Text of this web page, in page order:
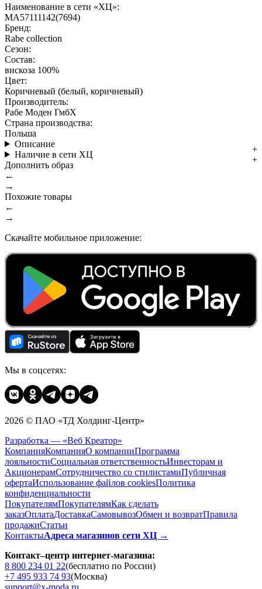
Наименование в сети «ХЦ»:
MA57111142(7694)
Бренд:
Rabe collection
Сезон:
Состав:
вискоза 100%
Цвет:
Коричневый (белый, коричневый)
Производитель:
Рабе Моден ГмбХ
Страна производства:
Польша
Описание
Наличие в сети ХЦ
Дополнить образ
←
→
Похожие товары
←
→
Скачайте мобильное приложение:
Мы в соцсетях:
2026 © ПАО «ТД Холдинг-Центр»
Разработка — «Веб Креатор»
КомпанияКомпанияО компанииПрограмма
лояльностиСоциальная ответственностьИнвесторам и
АкционерамСотрудничество со стилистамиПубличная
офертаИспользование файлов cookiesПолитика
конфиденциальности
ПокупателямПокупателямКак сделать
заказОплатаДоставкаCамовывозОбмен и возвратПравила
продажиСтатьи
КонтактыАдреса магазинов сети ХЦ →
Контакт–центр интернет-магазина:
8 800 234 01 22(бесплатно по России)
+7 495 933 74 93(Москва)
support@x-moda.ru